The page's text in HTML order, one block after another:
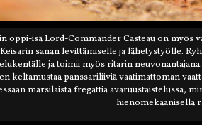
oppi-isä Lord-Commander Casteau on myös
sanan levittämiselle ja lähetystyölle.
ja toimii myös ritarin
keltamustaa panssariliiviä vaatimattoman
marsilaista fregattia avaruustaistelussa,
hienomekaanisella